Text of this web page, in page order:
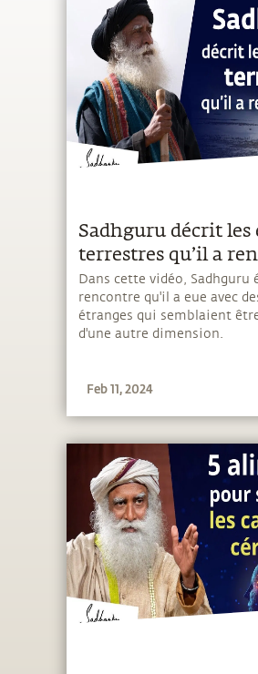
Sadhguru décrit les
terrestres qu’il a
Dans cette vidéo, Sadhguru
rencontre qu'il a eue avec
étranges qui semblaient
d'une autre dimension.
Feb 11, 2024